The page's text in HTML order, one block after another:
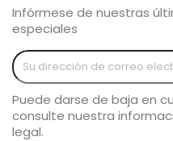
Infórmese de nuestras
especiales
Puede darse de baja en
consulte nuestra
legal.